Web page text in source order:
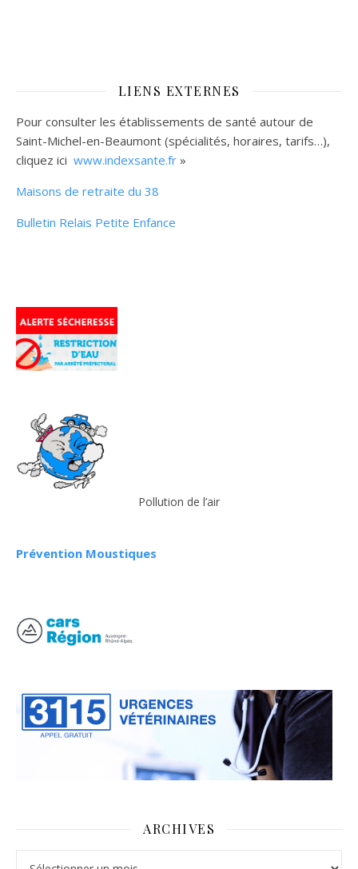
LIENS EXTERNES
Pour consulter les établissements de santé autour de
Saint-Michel-en-Beaumont (spécialités, horaires, tarifs…),
cliquez ici www.indexsante.fr »
Maisons de retraite du 38
Bulletin Relais Petite Enfance
Pollution de l’air
Prévention Moustiques
ARCHIVES